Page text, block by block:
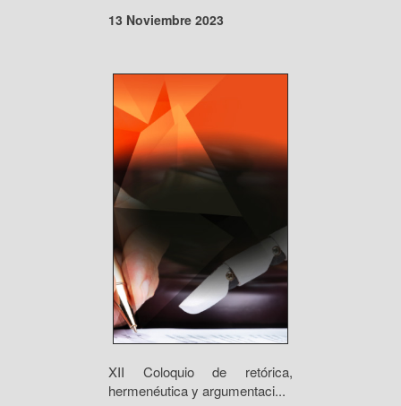
13 Noviembre 2023
XII Coloquio de retórica,
hermenéutica y argumentaci...